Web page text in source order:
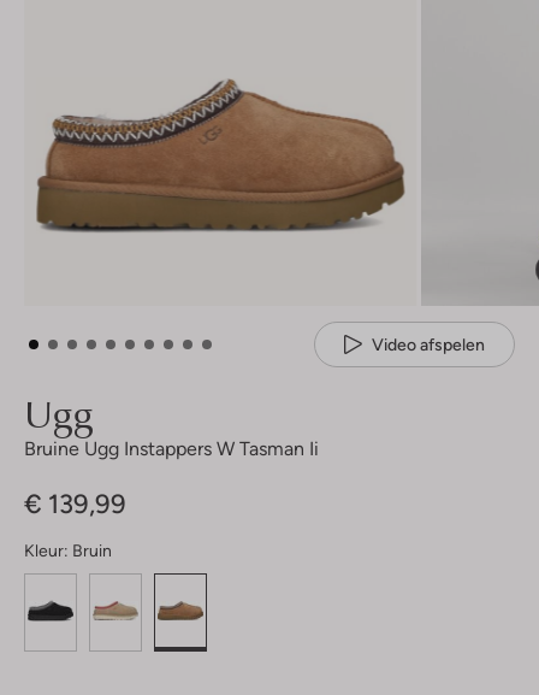
Video afspelen
Ugg
Bruine Ugg Instappers W Tasman Ii
€ 139,99
Kleur: Bruin